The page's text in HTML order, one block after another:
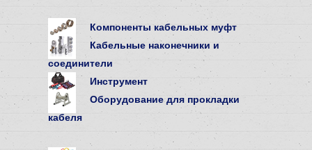
Компоненты кабельных муфт
Кабельные наконечники и
соединители
Инструмент
Оборудование для прокладки
кабеля